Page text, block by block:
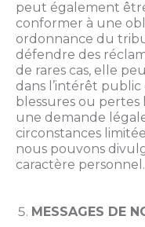
peut également
conformer à une
ordonnance du
défendre des
de rares cas, elle
dans l’intérêt
blessures ou pertes
une demande
circonstances
nous pouvons
caractère personnel.
MESSAGES DE